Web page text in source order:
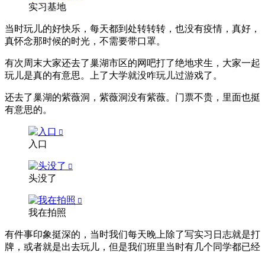
实习基地
当时玩儿的好快乐，每天都到处转转转，也没有疫情，真好，
真怀念那时候的时光，不需要带口罩。
有次周末大家还去了巢湖市区的网吧打了绝地求生，大家一起
玩儿是真的有意思。上了大学就没咋玩儿过游戏了。
还去了巢湖的紫薇洞，紫薇洞没有紫薇。门票不贵，里面也挺
有意思的。
入口
头没了
我在拍照
有件事印象挺深的，当时我们每天晚上除了写实习日志就是打
牌，或者就是出去玩儿，但是我们班里当时有几个同学都已经